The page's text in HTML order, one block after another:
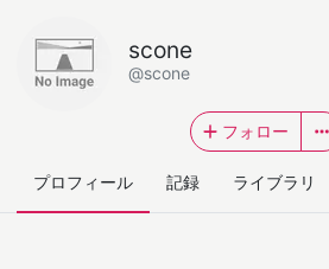
scone
@scone
フォロー
プロフィール 記録 ライブラリ